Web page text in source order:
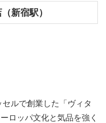
新宿駅）
ルで創業した「ヴィタ
ロッパ文化と気品を強く